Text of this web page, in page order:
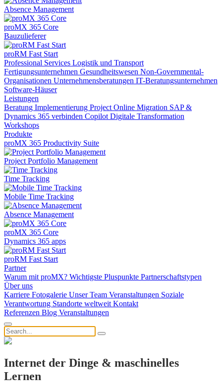
Absence Management
proMX 365 Core
Bauzulieferer
proRM Fast Start
Professional Services Logistik und Transport
Fertigungsunternehmen Gesundheitswesen Non-Governmental-
Organisationen Unternehmensberatungen IT-Beratungsunternehmen
Software-Häuser
Leistungen
Beratung Implementierung Project Online Migration SAP &
Dynamics 365 verbinden Copilot Digitale Transformation
Workshops
Produkte
proMX 365 Productivity Suite
Project Portfolio Management
Time Tracking
Mobile Time Tracking
Absence Management
proMX 365 Core
Dynamics 365 apps
proRM Fast Start
Partner
Warum mit proMX? Wichtigste Pluspunkte Partnerschaftstypen
Über uns
Karriere Fotogalerie Unser Team Veranstaltungen Soziale
Verantwortung Standorte weltweit Kontakt
Referenzen Blog Veranstaltungen
Internet der Dinge & maschinelles
Lernen